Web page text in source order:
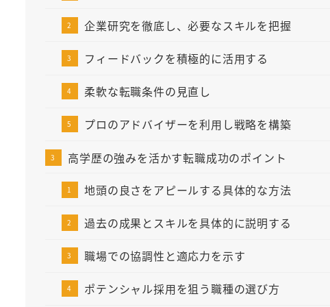
企業研究を徹底し、必要なスキルを把握
フィードバックを積極的に活用する
柔軟な転職条件の見直し
プロのアドバイザーを利用し戦略を構築
高学歴の強みを活かす転職成功のポイント
地頭の良さをアピールする具体的な方法
過去の成果とスキルを具体的に説明する
職場での協調性と適応力を示す
ポテンシャル採用を狙う職種の選び方